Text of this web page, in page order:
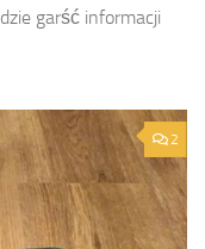
garść informacji
2